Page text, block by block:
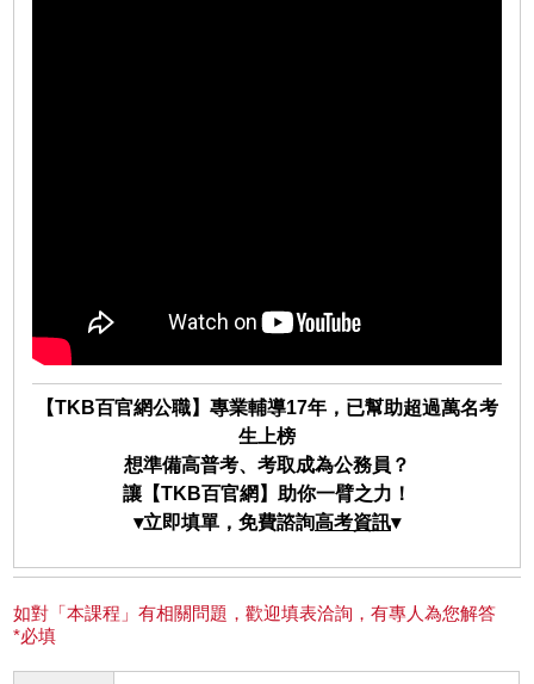
【TKB百官網公職】專業輔導17年，已幫助超過萬名考
生上榜
想準備高普考、考取成為公務員？
讓【TKB百官網】助你一臂之力！
▾立即填單，免費諮詢高考資訊▾
如對「本課程」有相關問題，歡迎填表洽詢，有專人為您解答
*必填